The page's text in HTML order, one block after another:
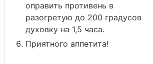
оправить противень в
разогретую до 200 градусов
духовку на 1,5 часа.
Приятного аппетита!